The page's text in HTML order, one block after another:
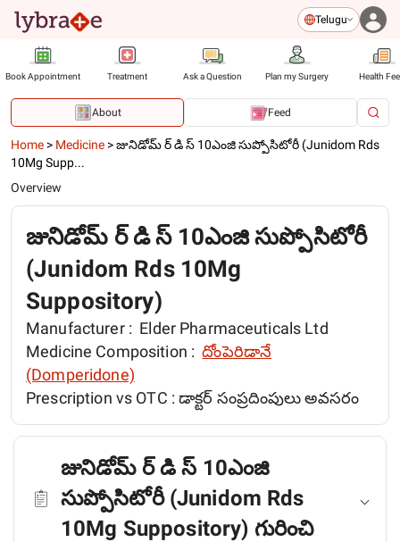
Telugu
Book Appointment Treatment Ask a Question Plan my Surgery Health
About Feed
Home > Medicine >జునిడోమ్ ర్ డి స్ 10ఎంజి సుప్పోసిటోరీ (Junidom Rds
10Mg Supp...
Overview
జునిడోమ్ ర్ డి స్ 10ఎంజి సుప్పోసిటోరీ
(Junidom Rds 10Mg
Suppository)
Manufacturer : Elder Pharmaceuticals Ltd
Medicine Composition : దోంపెరిడానే
(Domperidone)
Prescription vs OTC :డాక్టర్ సంప్రదింపులు అవసరం
జునిడోమ్ ర్ డి స్ 10ఎంజి
సుప్పోసిటోరీ (Junidom Rds
10Mg Suppository) గురించి